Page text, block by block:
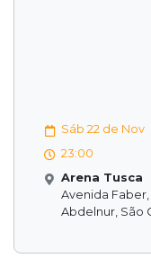
Sáb 22 de Nov
23:00
Arena Tusca
Avenida Faber,
Abdelnur, São